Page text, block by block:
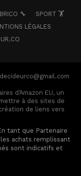
BRICO 🔧
SPORT 🏋️
LÉGALES
d’Amazon EU, un
à des sites de
de liens vers
tant que Partenaire
achats remplissant
sont indicatifs et